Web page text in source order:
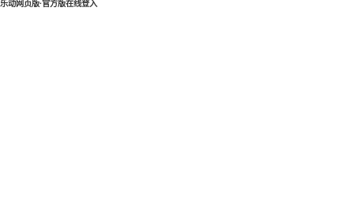
乐动网页版·官方版在线登入